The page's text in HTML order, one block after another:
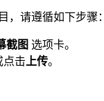
，请遵循如下步骤：
截图 选项卡。
点击 上传。